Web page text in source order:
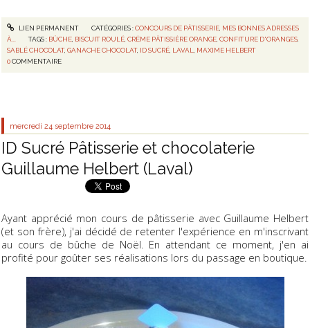
LIEN PERMANENT CATÉGORIES :CONCOURS DE PÂTISSERIE, MES BONNES ADRESSES
À...
TAGS : BÛCHE, BISCUIT ROULÉ,CRÈME PÂTISSIÈRE ORANGE,CONFITURE D'ORANGES,
SABLÉ CHOCOLAT,GANACHE CHOCOLAT, ID SUCRÉ, LAVAL, MAXIME HELBERT
0COMMENTAIRE
mercredi 24 septembre 2014
ID Sucré Pâtisserie et chocolaterie
Guillaume Helbert (Laval)
Ayant apprécié mon cours de pâtisserie avec Guillaume Helbert
(et son frère), j'ai décidé de retenter l'expérience en m'inscrivant
au cours de bûche de Noël. En attendant ce moment, j'en ai
profité pour goûter ses réalisations lors du passage en boutique.